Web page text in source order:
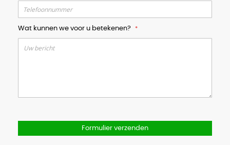
Wat kunnen we voor u betekenen?
Formulier verzenden